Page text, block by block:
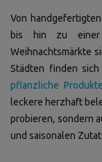
Von
bis hin zu einer
Weihnachtsmärkte
Städten finden
pflanzliche
leckere herzhaft
probieren, sondern
und saisonalen